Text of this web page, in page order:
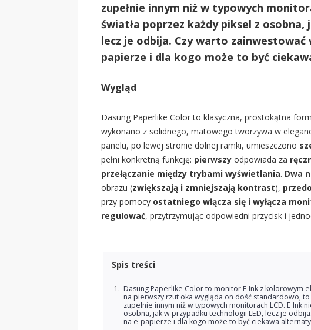
zupełnie innym niż w typowych
światła poprzez każdy piksel z
lecz je odbija. Czy warto
papierze i dla kogo może to być
Wygląd
Dasung Paperlike Color to klasyczna, prostokątna
wykonano z solidnego, matowego tworzywa w
panelu, po lewej stronie dolnej ramki, umieszczono
pełni konkretną funkcję: pierwszy odpowiada za
przełączanie między trybami wyświetlania. Dwa
obrazu (zwiększają i zmniejszają kontrast),
przy pomocy ostatniego włącza się i wyłącza
regulować, przytrzymując odpowiedni przycisk i
Spis treści
Dasung Paperlike Color to monitor E Ink z kolorowym
na pierwszy rzut oka wygląda on dość standardowo,
zupełnie innym niż w typowych monitorach LCD. E Ink
osobna, jak w przypadku technologii LED, lecz je
na e-papierze i dla kogo może to być ciekawa